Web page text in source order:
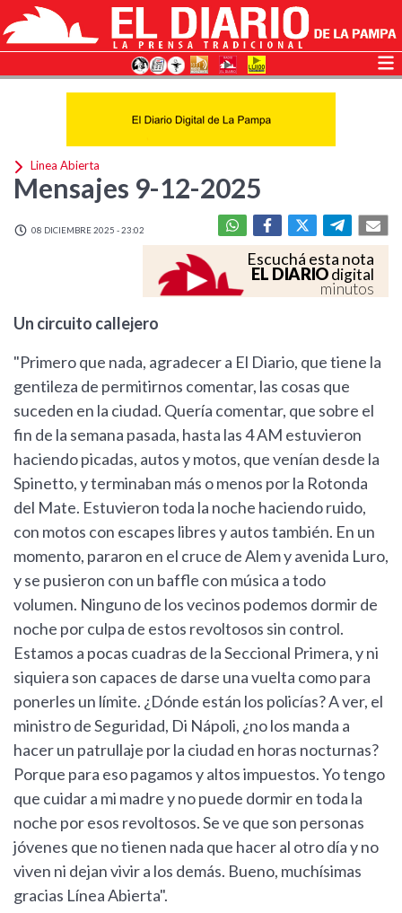
Linea Abierta
Mensajes 9-12-2025
08 DICIEMBRE 2025 - 23:02
Escuchá esta nota
EL DIARIOdigital
minutos
Un circuito callejero
"Primero que nada, agradecer a El Diario, que tiene la
gentileza de permitirnos comentar, las cosas que
suceden en la ciudad. Quería comentar, que sobre el
fin de la semana pasada, hasta las 4 AM estuvieron
haciendo picadas, autos y motos, que venían desde la
Spinetto, y terminaban más o menos por la Rotonda
del Mate. Estuvieron toda la noche haciendo ruido,
con motos con escapes libres y autos también. En un
momento, pararon en el cruce de Alem y avenida Luro,
y se pusieron con un baffle con música a todo
volumen. Ninguno de los vecinos podemos dormir de
noche por culpa de estos revoltosos sin control.
Estamos a pocas cuadras de la Seccional Primera, y ni
siquiera son capaces de darse una vuelta como para
ponerles un límite. ¿Dónde están los policías? A ver, el
ministro de Seguridad, Di Nápoli, ¿no los manda a
hacer un patrullaje por la ciudad en horas nocturnas?
Porque para eso pagamos y altos impuestos. Yo tengo
que cuidar a mi madre y no puede dormir en toda la
noche por esos revoltosos. Se ve que son personas
jóvenes que no tienen nada que hacer al otro día y no
viven ni dejan vivir a los demás. Bueno, muchísimas
gracias Línea Abierta".